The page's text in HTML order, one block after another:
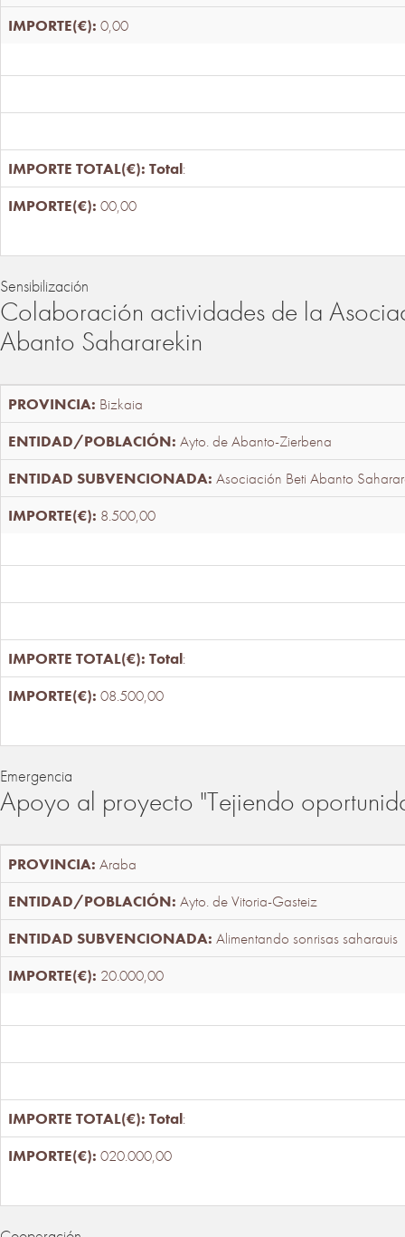
0,00
Total:
00,00
Sensibilización
Colaboración actividades de la
Abanto Sahararekin
Bizkaia
Ayto. de Abanto-Zierbena
Asociación Beti Abanto
8.500,00
Total:
08.500,00
Emergencia
Apoyo al proyecto "Tejiendo
Araba
Ayto. de Vitoria-Gasteiz
Alimentando sonrisas saharauis
20.000,00
Total:
020.000,00